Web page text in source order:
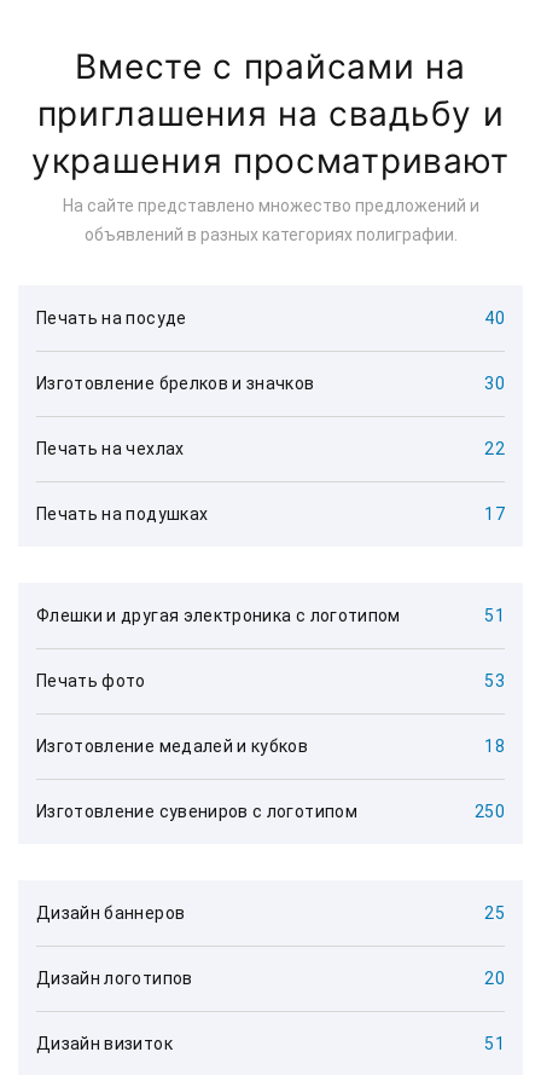
Вместе с прайсами на
приглашения на свадьбу и
украшения просматривают
На сайте представлено множество предложений и
объявлений в разных категориях полиграфии.
Печать на посуде 40
Изготовление брелков и значков 30
Печать на чехлах 22
Печать на подушках 17
Флешки и другая электроника с логотипом 51
Печать фото 53
Изготовление медалей и кубков 18
Изготовление сувениров с логотипом 250
Дизайн баннеров 25
Дизайн логотипов 20
Дизайн визиток 51